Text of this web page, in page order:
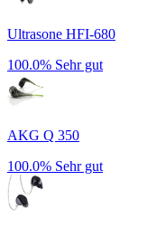
Ultrasone HFI-680
100.0% Sehr gut
AKG Q 350
100.0% Sehr gut